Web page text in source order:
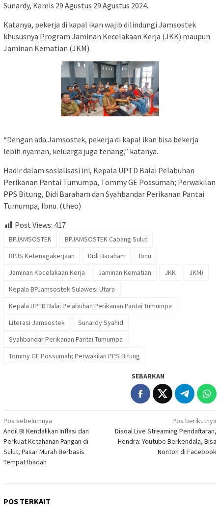
Sunardy, Kamis 29 Agustus 29 Agustus 2024.
Katanya, pekerja di kapal ikan wajib dilindungi Jamsostek
khususnya Program Jaminan Kecelakaan Kerja (JKK) maupun
Jaminan Kematian (JKM).
“Dengan ada Jamsostek, pekerja di kapal ikan bisa bekerja
lebih nyaman, keluarga juga tenang,” katanya.
Hadir dalam sosialisasi ini, Kepala UPTD Balai Pelabuhan
Perikanan Pantai Tumumpa, Tommy GE Possumah; Perwakilan
PPS Bitung, Didi Baraham dan Syahbandar Perikanan Pantai
Tumumpa, Ibnu. (theo)
Post Views: 417
BPJAMSOSTEK
BPJAMSOSTEK Cabang Sulut
BPJS Ketenagakerjaan
Didi Baraham
Ibnu
Jaminan Kecelakaan Kerja
Jaminan Kematian JKK
JKM)
Kepala BPJamsostek Sulawesi Utara
Kepala UPTD Balai Pelabuhan Perikanan Pantai Tumumpa
Literasi Jamsostek
Sunardy Syahid
Syahbandar Perikanan Pantai Tumumpa
Tommy GE Possumah; Perwakilan PPS Bitung
SEBARKAN
Navigasi
pos
Pos sebelumnya
Andil BI Kendalikan Inflasi dan
Perkuat Ketahanan Pangan di
Sulut, Pasar Murah Berbasis
Tempat Ibadah
Pos berikutnya
Disoal Live Streaming Pendaftaran,
Hendra: Youtube Berkendala, Bisa
Nonton di Facebook
POS TERKAIT